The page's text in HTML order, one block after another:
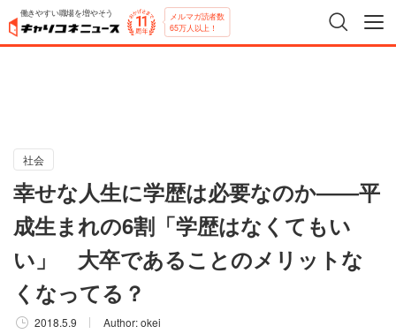
働きやすい職場を増やそう メルマガ読者数
65万人以上！
社会
幸せな人生に学歴は必要なのか――平
成生まれの6割「学歴はなくてもい
い」 大卒であることのメリットな
くなってる？
2018.5.9 Author:okei